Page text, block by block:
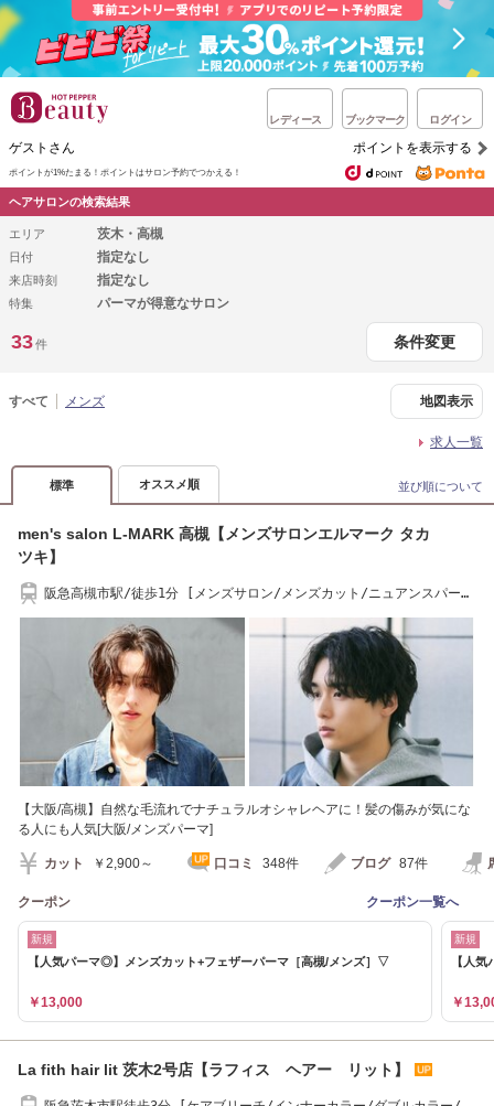
レディース ブックマーク ログイン
ゲストさん ポイントを表示する
ポイントが1%たまる！ ポイントはサロン予約でつかえる！
ヘアサロンの検索結果
エリア 茨木・高槻
日付 指定なし
来店時刻 指定なし
特集 パーマが得意なサロン
33件 条件変更
すべて メンズ 地図表示
求人一覧
標準 オススメ順 並び順について
men's salon L-MARK 高槻【メンズサロンエルマーク タカ
ツキ】
阪急高槻市駅/徒歩1分 [メンズサロン/メンズカット/ニュアンスパー
【大阪/高槻】自然な毛流れでナチュラルオシャレヘアに！髪の傷みが気にな
る人にも人気[大阪/メンズパーマ]
カット ￥2,900～ 口コミ 348件 ブログ 87件
クーポン クーポン一覧へ
新規
【人気パーマ◎】メンズカット+フェザーパーマ［高槻/メンズ］▽
￥13,000
新規
【人
￥
La fith hair lit 茨木2号店【ラフィス ヘアー リット】